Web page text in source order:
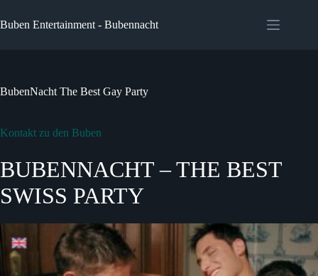
Buben Entertainment - Bubennacht
BubenNacht The Best Gay Party
Kontakt zu den Buben
BUBENNACHT – THE BEST
SWISS PARTY